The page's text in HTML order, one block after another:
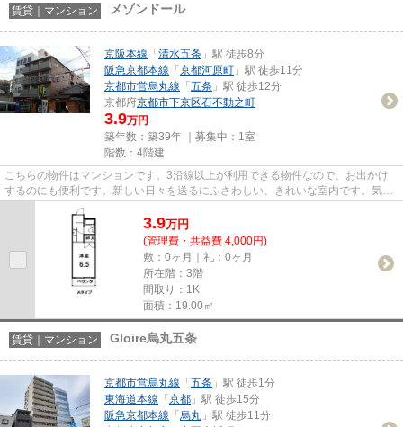
賃貸｜マンション メゾンドール
京阪本線 「 清水五条 」駅 徒歩8分
阪急京都本線 「 京都河原町 」駅 徒歩11分
京都市営烏丸線 「 五条 」駅 徒歩12分
京都府京都市下京区石不動之町
3.9万円
築年数：築39年 ｜募集中： 1室
階数：4階建
こちらの物件はマンションです。3沿線以上が利用できる物件なので、お出かけ
するのにも便利です。新しい日々を送るにふさわしい、きれいな室内です。気に
なるイチオシ物件情報：「メゾ...
3.9万円
(管理費・共益費 4,000円)
敷：0ヶ月｜礼：0ヶ月
所在階：3階
間取り：1K
面積：19.00㎡
賃貸｜マンション Gloire烏丸五条
京都市営烏丸線 「 五条 」駅 徒歩1分
東海道本線 「 京都 」駅 徒歩15分
阪急京都本線 「 烏丸 」駅 徒歩11分